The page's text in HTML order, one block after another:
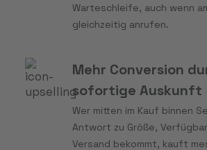
Warteschleife, auch wenn
gleichzeitig anrufen.
Mehr Conversion
sofortige Auskunft
Wer mitten im Kauf binnen
Antwort zu Größe,
Versand bekommt, kauft